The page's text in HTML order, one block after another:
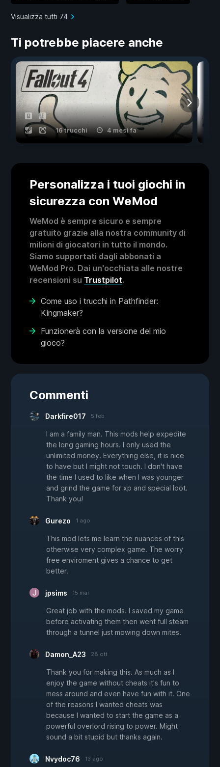
Visualizza tutti 74
Ti potrebbe piacere anche
16 trucchi 4 mesi fa
Personalizza i tuoi giochi in
sicurezza con WeMod
WeMod è sempre sicuro e sempre
gratuito grazie alla nostra community di
milioni di giocatori in tutto il mondo.
Siamo supportati dagli abbonati a
WeMod Pro. Dai un'occhiata alle nostre
recensioni su Trustpilot.
Come uso i trucchi in Pathfinder:
Kingmaker?
Funzionerà con la versione del mio
gioco?
Commenti
Darkfire017 5 feb
I am a family man. This mods help expedite
the long gaming hours. I only used the
unlimited money. Everything else, it is nice
to have but I might not touch. I don't have
the time I used to like when I was younger
and grind the game for xp and special loot.
Thank you!
Gurezo 1 ago
This mod lets me learn the nuances of this
otherwise very complex game. The worry
free enviroment gives a chance to get
better.
jpsims 15 mar
Great job with the mods. I saved my game
before activating them then went full steam
through a tunnel just mowing down mites.
Damon_A23 28 ott
Thank you for making this. As much as I
enjoy the game without cheats it's fun to
mess around and even have fun with it. One
of the reasons I wanted cheats was
because I wanted to start the game as a
powerful overlord rising to power. Might
sound a bit stupid but thanks again.
Nvydoc76 13 ago